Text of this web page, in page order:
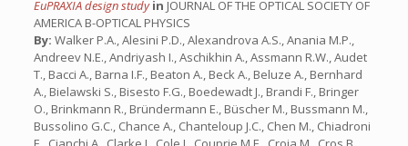
EuPRAXIA design studyin JOURNAL OF THE OPTICAL SOCIETY OF
AMERICA B-OPTICAL PHYSICS
By: Walker P.A., Alesini P.D., Alexandrova A.S., Anania M.P.,
Andreev N.E., Andriyash I., Aschikhin A., Assmann R.W., Audet
T., Bacci A., Barna I.F., Beaton A., Beck A., Beluze A., Bernhard
A., Bielawski S., Bisesto F.G., Boedewadt J., Brandi F., Bringer
O., Brinkmann R., Bründermann E., Büscher M., Bussmann M.,
Bussolino G.C., Chance A., Chanteloup J.C., Chen M., Chiadroni